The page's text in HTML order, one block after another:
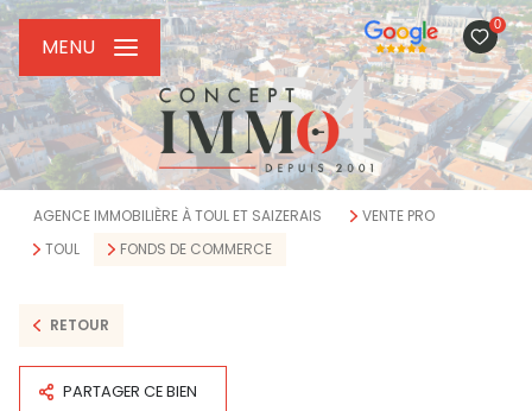
0
MENU
AGENCE IMMOBILIÈRE À TOUL ET SAIZERAIS
VENTE PRO
TOUL
FONDS DE COMMERCE
RETOUR
PARTAGER CE BIEN